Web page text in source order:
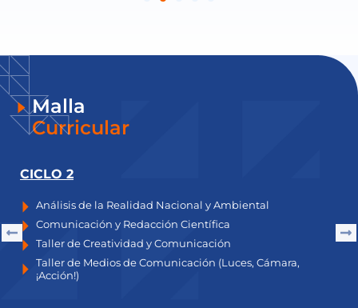
Malla
Curricular
CICLO 2
Análisis de la Realidad Nacional y Ambiental
Comunicación y Redacción Científica
Taller de Creatividad y Comunicación
Taller de Medios de Comunicación (Luces, Cámara,
¡Acción!)